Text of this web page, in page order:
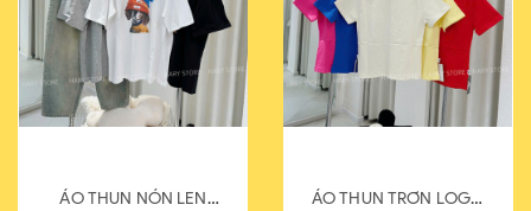
ÁO THUN NÓN LEN
ÁO THUN TRƠN LOGO